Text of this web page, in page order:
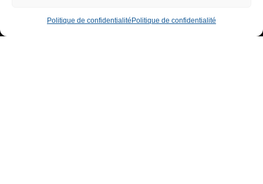
Politique de confidentialité Politique de confidentialité